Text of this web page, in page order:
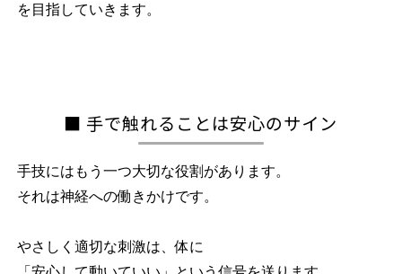
を目指していきます。
■ 手で触れることは安心のサイン
手技にはもう一つ大切な役割があります。
それは神経への働きかけです。
やさしく適切な刺激は、体に